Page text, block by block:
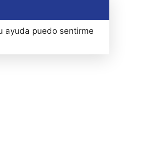
ayuda puedo sentirme